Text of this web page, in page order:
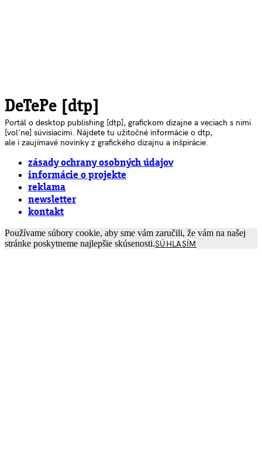
DeTePe [dtp]
Portál o desktop publishing [dtp], grafickom dizajne a veciach s nimi
[voľne] súvisiacimi. Nájdete tu užitočné informácie o dtp,
ale i zaujímavé novinky z grafického dizajnu a inšpirácie.
zásady ochrany osobných údajov
informácie o projekte
reklama
newsletter
kontakt
Používame súbory cookie, aby sme vám zaručili, že vám na našej
stránke poskytneme najlepšie skúsenosti.SÚHLASÍM